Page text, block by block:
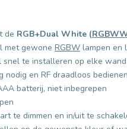
de RGB+Dual White (
met gewone RGBW lampen en
snel te installeren op elke
nodig en RF draadloos
batterij, niet inbegrepen
te dimmen en in/uit te